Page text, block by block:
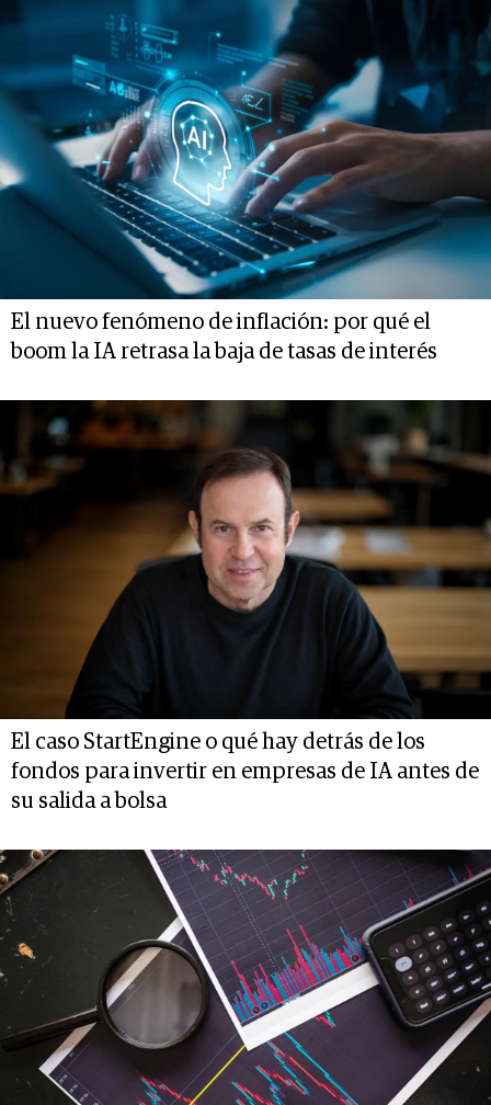
El nuevo fenómeno de inflación: por qué el
boom la IA retrasa la baja de tasas de interés
El caso StartEngine o qué hay detrás de los
fondos para invertir en empresas de IA antes de
su salida a bolsa